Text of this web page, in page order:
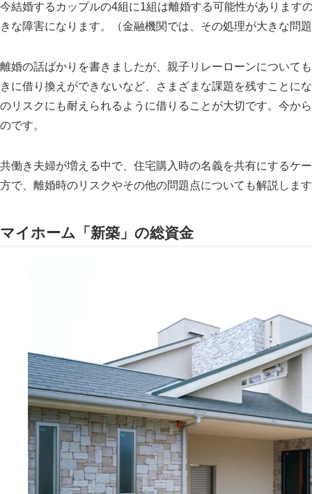
今結婚するカップルの4組に1組は離婚する可能性があります
きな障害になります。（金融機関では、その処理が大きな問
離婚の話ばかりを書きましたが、親子リレーローンについて
きに借り換えができないなど、さまざまな課題を残すことに
のリスクにも耐えられるように借りることが大切です。今か
のです。
共働き夫婦が増える中で、住宅購入時の名義を共有にするケ
方で、離婚時のリスクやその他の問題点についても解説しま
マイホーム 新築 の総資金